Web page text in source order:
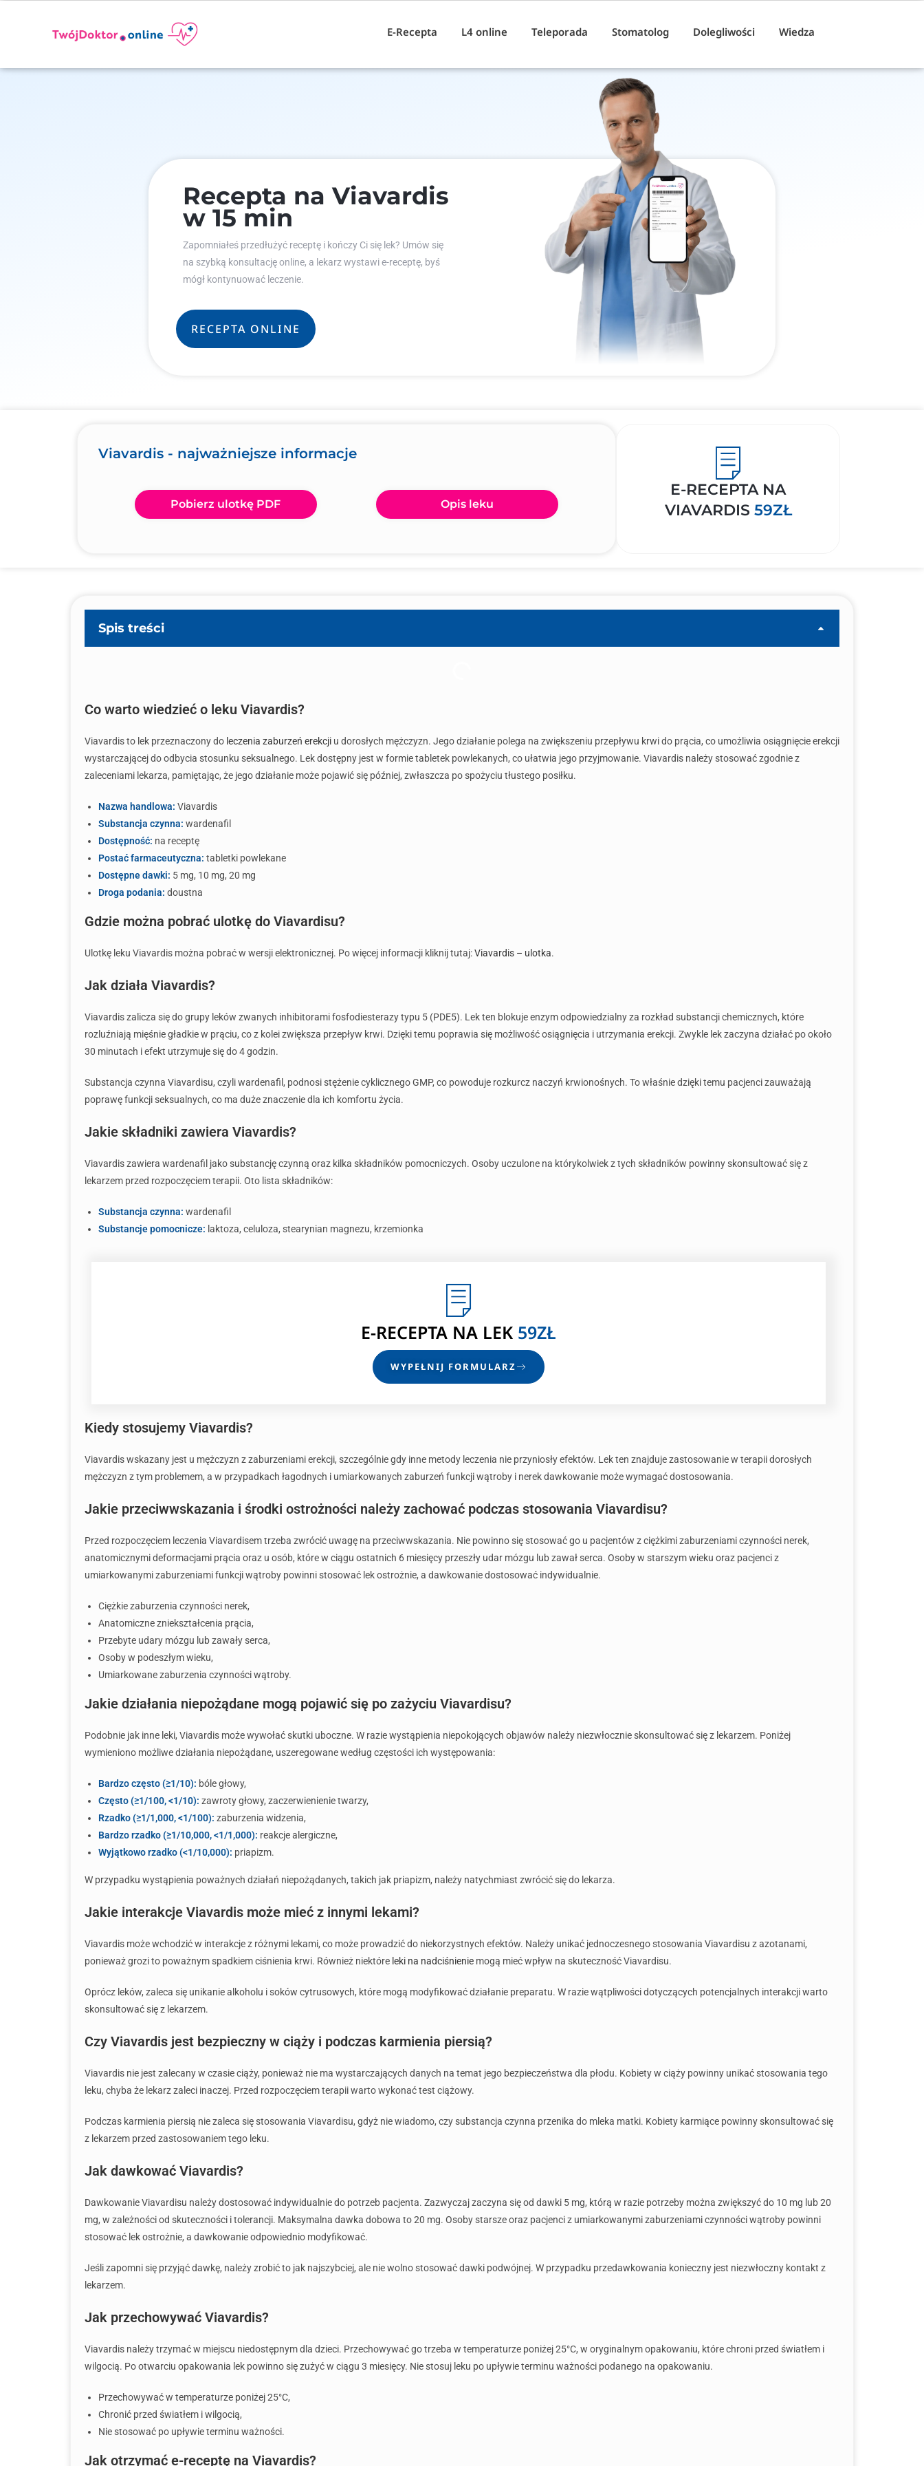
E-Recepta L4 online Teleporada Stomatolog Dolegliwości Wiedza
Recepta na Viavardis
w 15 min
Zapomniałeś przedłużyć receptę i kończy Ci się lek? Umów się
na szybką konsultację online, a lekarz wystawi e-receptę, byś
mógł kontynuować leczenie.
RECEPTA ONLINE
Viavardis - najważniejsze informacje
Pobierz ulotkę PDF Opis leku
E-RECEPTA NA
VIAVARDIS 59ZŁ
Spis treści
Co warto wiedzieć o leku Viavardis?
Viavardis to lek przeznaczony do leczenia zaburzeń erekcji u dorosłych mężczyzn. Jego działanie polega na zwiększeniu przepływu krwi do prącia, co umożliwia osiągnięcie erekcji
wystarczającej do odbycia stosunku seksualnego. Lek dostępny jest w formie tabletek powlekanych, co ułatwia jego przyjmowanie. Viavardis należy stosować zgodnie z
zaleceniami lekarza, pamiętając, że jego działanie może pojawić się później, zwłaszcza po spożyciu tłustego posiłku.
Nazwa handlowa: Viavardis
Substancja czynna: wardenafil
Dostępność: na receptę
Postać farmaceutyczna: tabletki powlekane
Dostępne dawki: 5 mg, 10 mg, 20 mg
Droga podania: doustna
Gdzie można pobrać ulotkę do Viavardisu?
Ulotkę leku Viavardis można pobrać w wersji elektronicznej. Po więcej informacji kliknij tutaj:Viavardis – ulotka.
Jak działa Viavardis?
Viavardis zalicza się do grupy leków zwanych inhibitorami fosfodiesterazy typu 5 (PDE5). Lek ten blokuje enzym odpowiedzialny za rozkład substancji chemicznych, które
rozluźniają mięśnie gładkie w prąciu, co z kolei zwiększa przepływ krwi. Dzięki temu poprawia się możliwość osiągnięcia i utrzymania erekcji. Zwykle lek zaczyna działać po około
30 minutach i efekt utrzymuje się do 4 godzin.
Substancja czynna Viavardisu, czyli wardenafil, podnosi stężenie cyklicznego GMP, co powoduje rozkurcz naczyń krwionośnych. To właśnie dzięki temu pacjenci zauważają
poprawę funkcji seksualnych, co ma duże znaczenie dla ich komfortu życia.
Jakie składniki zawiera Viavardis?
Viavardis zawiera wardenafil jako substancję czynną oraz kilka składników pomocniczych. Osoby uczulone na którykolwiek z tych składników powinny skonsultować się z
lekarzem przed rozpoczęciem terapii. Oto lista składników:
Substancja czynna: wardenafil
Substancje pomocnicze: laktoza, celuloza, stearynian magnezu, krzemionka
E-RECEPTA NA LEK 59ZŁ
WYPEŁNIJ FORMULARZ
Kiedy stosujemy Viavardis?
Viavardis wskazany jest u mężczyzn z zaburzeniami erekcji, szczególnie gdy inne metody leczenia nie przyniosły efektów. Lek ten znajduje zastosowanie w terapii dorosłych
mężczyzn z tym problemem, a w przypadkach łagodnych i umiarkowanych zaburzeń funkcji wątroby i nerek dawkowanie może wymagać dostosowania.
Jakie przeciwwskazania i środki ostrożności należy zachować podczas stosowania Viavardisu?
Przed rozpoczęciem leczenia Viavardisem trzeba zwrócić uwagę na przeciwwskazania. Nie powinno się stosować go u pacjentów z ciężkimi zaburzeniami czynności nerek,
anatomicznymi deformacjami prącia oraz u osób, które w ciągu ostatnich 6 miesięcy przeszły udar mózgu lub zawał serca. Osoby w starszym wieku oraz pacjenci z
umiarkowanymi zaburzeniami funkcji wątroby powinni stosować lek ostrożnie, a dawkowanie dostosować indywidualnie.
Ciężkie zaburzenia czynności nerek,
Anatomiczne zniekształcenia prącia,
Przebyte udary mózgu lub zawały serca,
Osoby w podeszłym wieku,
Umiarkowane zaburzenia czynności wątroby.
Jakie działania niepożądane mogą pojawić się po zażyciu Viavardisu?
Podobnie jak inne leki, Viavardis może wywołać skutki uboczne. W razie wystąpienia niepokojących objawów należy niezwłocznie skonsultować się z lekarzem. Poniżej
wymieniono możliwe działania niepożądane, uszeregowane według częstości ich występowania:
Bardzo często (≥1/10): bóle głowy,
Często (≥1/100, <1/10): zawroty głowy, zaczerwienienie twarzy,
Rzadko (≥1/1,000, <1/100): zaburzenia widzenia,
Bardzo rzadko (≥1/10,000, <1/1,000): reakcje alergiczne,
Wyjątkowo rzadko (<1/10,000): priapizm.
W przypadku wystąpienia poważnych działań niepożądanych, takich jak priapizm, należy natychmiast zwrócić się do lekarza.
Jakie interakcje Viavardis może mieć z innymi lekami?
Viavardis może wchodzić w interakcje z różnymi lekami, co może prowadzić do niekorzystnych efektów. Należy unikać jednoczesnego stosowania Viavardisu z azotanami,
ponieważ grozi to poważnym spadkiem ciśnienia krwi. Również niektóre leki na nadciśnienie mogą mieć wpływ na skuteczność Viavardisu.
Oprócz leków, zaleca się unikanie alkoholu i soków cytrusowych, które mogą modyfikować działanie preparatu. W razie wątpliwości dotyczących potencjalnych interakcji warto
skonsultować się z lekarzem.
Czy Viavardis jest bezpieczny w ciąży i podczas karmienia piersią?
Viavardis nie jest zalecany w czasie ciąży, ponieważ nie ma wystarczających danych na temat jego bezpieczeństwa dla płodu. Kobiety w ciąży powinny unikać stosowania tego
leku, chyba że lekarz zaleci inaczej. Przed rozpoczęciem terapii warto wykonać test ciążowy.
Podczas karmienia piersią nie zaleca się stosowania Viavardisu, gdyż nie wiadomo, czy substancja czynna przenika do mleka matki. Kobiety karmiące powinny skonsultować się
z lekarzem przed zastosowaniem tego leku.
Jak dawkować Viavardis?
Dawkowanie Viavardisu należy dostosować indywidualnie do potrzeb pacjenta. Zazwyczaj zaczyna się od dawki 5 mg, którą w razie potrzeby można zwiększyć do 10 mg lub 20
mg, w zależności od skuteczności i tolerancji. Maksymalna dawka dobowa to 20 mg. Osoby starsze oraz pacjenci z umiarkowanymi zaburzeniami czynności wątroby powinni
stosować lek ostrożnie, a dawkowanie odpowiednio modyfikować.
Jeśli zapomni się przyjąć dawkę, należy zrobić to jak najszybciej, ale nie wolno stosować dawki podwójnej. W przypadku przedawkowania konieczny jest niezwłoczny kontakt z
lekarzem.
Jak przechowywać Viavardis?
Viavardis należy trzymać w miejscu niedostępnym dla dzieci. Przechowywać go trzeba w temperaturze poniżej 25°C, w oryginalnym opakowaniu, które chroni przed światłem i
wilgocią. Po otwarciu opakowania lek powinno się zużyć w ciągu 3 miesięcy. Nie stosuj leku po upływie terminu ważności podanego na opakowaniu.
Przechowywać w temperaturze poniżej 25°C,
Chronić przed światłem i wilgocią,
Nie stosować po upływie terminu ważności.
Jak otrzymać e-receptę na Viavardis?